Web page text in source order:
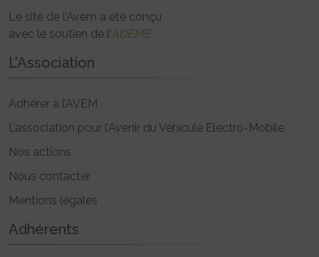
Le site de l’Avem a été conçu
avec le soutien de l’ADEME
L’Association
Adhérer à l’AVEM
L’association pour l’Avenir du Véhicule Electro-Mobile
Nos actions
Nous contacter
Mentions légales
Adhérents